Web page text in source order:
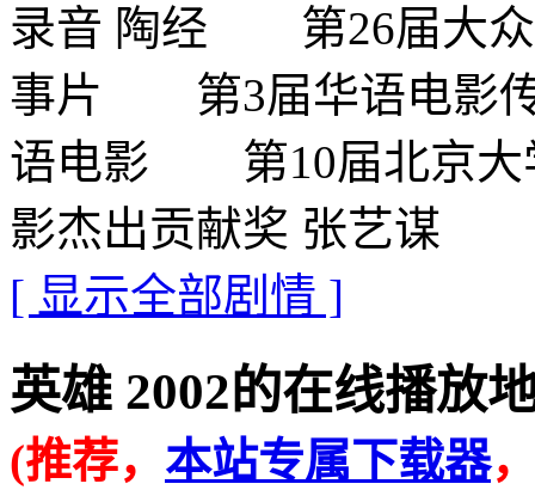
录音 陶经 第26届大
事片 第3届华语电影
语电影 第10届北京
影杰出贡献奖 张艺谋
[ 显示全部剧情 ]
英雄 2002的在线播放地
(推荐， 本站专属下载器